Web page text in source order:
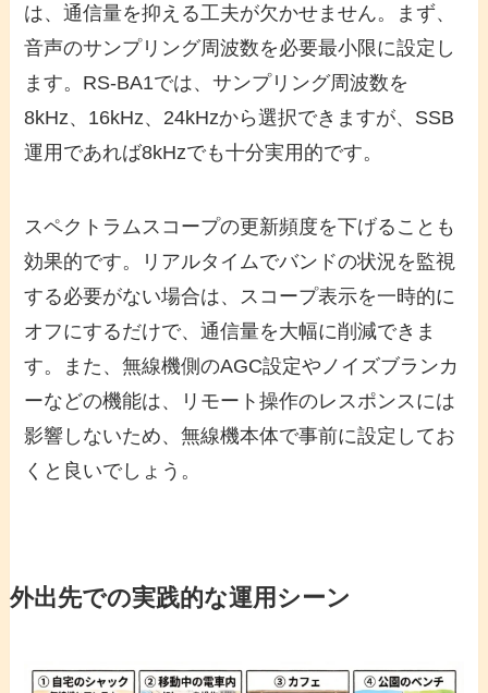
は、通信量を抑える工夫が欠かせません。まず、
音声のサンプリング周波数を必要最小限に設定し
ます。RS-BA1では、サンプリング周波数を
8kHz、16kHz、24kHzから選択できますが、SSB
運用であれば8kHzでも十分実用的です。
スペクトラムスコープの更新頻度を下げることも
効果的です。リアルタイムでバンドの状況を監視
する必要がない場合は、スコープ表示を一時的に
オフにするだけで、通信量を大幅に削減できま
す。また、無線機側のAGC設定やノイズブランカ
ーなどの機能は、リモート操作のレスポンスには
影響しないため、無線機本体で事前に設定してお
くと良いでしょう。
外出先での実践的な運用シーン